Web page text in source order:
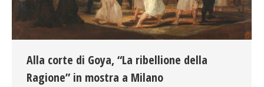
Alla corte di Goya, “La ribellione della
Ragione” in mostra a Milano